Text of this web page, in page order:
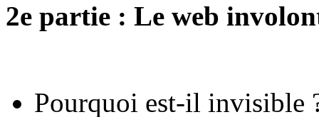
2e partie : Le web
Pourquoi est-il invisible